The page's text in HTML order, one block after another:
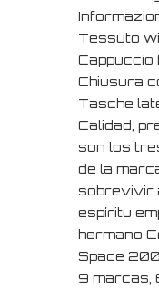
Tessuto
Chiusura
Tasche
Calidad,
son los
de la
sobrevivir
espíritu
hermano
Space
9 marcas,